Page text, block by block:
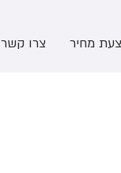
מחיר צרו קשר